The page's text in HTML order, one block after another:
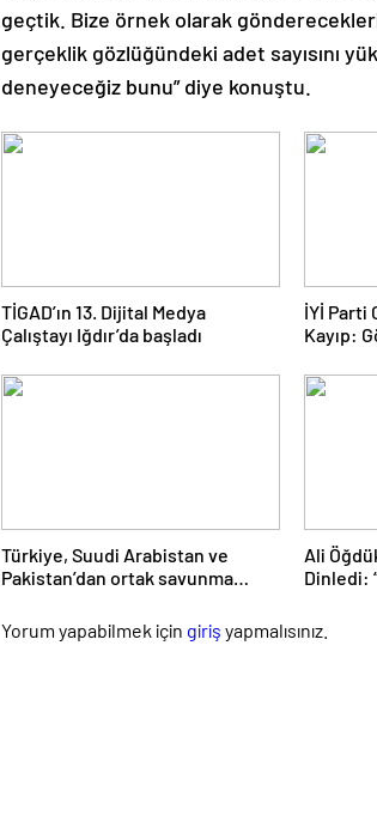
geçtik. Bize örnek olarak
gerçeklik gözlüğündeki adet sayısını
deneyeceğiz bunu” diye konuştu.
TİGAD’ın 13. Dijital Medya
Çalıştayı Iğdır’da başladı
İYİ Parti
Kayıp:
Türkiye, Suudi Arabistan ve
Pakistan’dan ortak savunma
Ali
Dinledi:
Yorum yapabilmek için giriş yapmalısınız.